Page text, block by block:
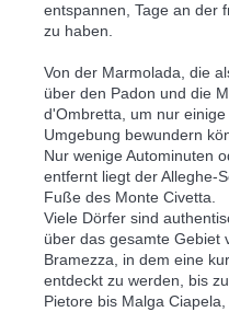
entspannen, Tage an der
zu haben.
Von der Marmolada, die
über den Padon und die
d'Ombretta, um nur
Umgebung bewundern
Nur wenige Autominuten
entfernt liegt der Alleghe-
Fuße des Monte Civetta.
Viele Dörfer sind
über das gesamte Gebiet
Bramezza, in dem eine
entdeckt zu werden, bis
Pietore bis Malga